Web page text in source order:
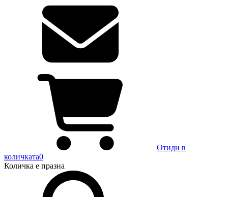
Отиди в
количката0
Количка е празна